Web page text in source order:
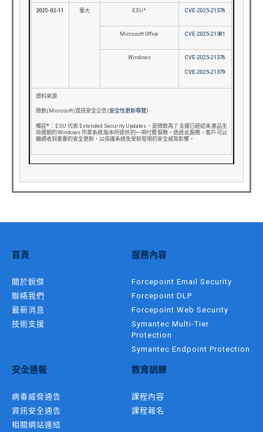
2025-02-11 重大 ESU* CVE-2025-21376
Microsoft Office CVE-2025-21381
Windows CVE-2025-21376
CVE-2025-21379
資料來源 :
微軟(Microsoft)資訊安全公告(安全性更新導覽)
備註* ：ESU 代表 Extended Security Updates，是微軟為了支援已經結束產品生
命週期的Windows 作業系統版本所提供的一項付費服務。透過此服務，客戶可以
繼續收到重要的安全更新，以保護系統免受新發現的安全威脅影響。
首頁
關於銳傑
聯絡我們
最新消息
技術支援
服務內容
Forcepoint Email Security
Forcepoint DLP
Forcepoint Web Security
Symantec Multi-Tier
Protection
Symantec Endpoint Protection
安全通報
病毒威脅通告
資訊安全通告
相關網站連結
教育訓練
課程內容
課程報名